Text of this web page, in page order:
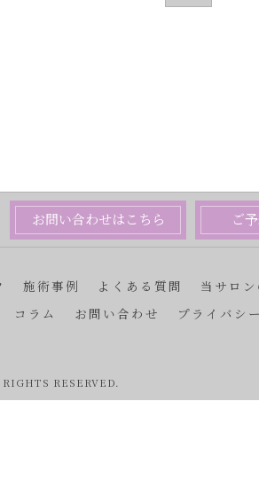
お問い合わせはこちら ご
施術事例 よくある質問 当サロ
コラム お問い合わせ プライバシ
RESERVED.